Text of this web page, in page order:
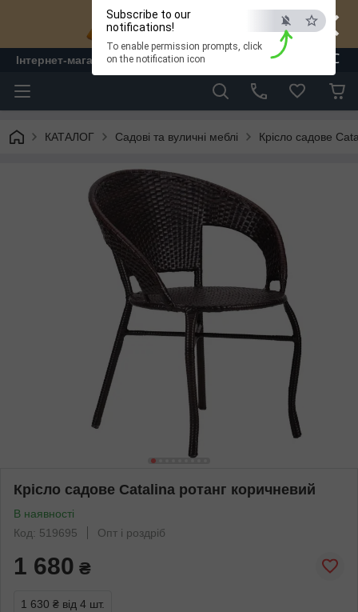
×
ESC
Subscribe to our
notifications!
To enable permission prompts, click
on the notification icon
Інтернет-магазин "ЛАМ" - меблі
КАТАЛОГ Садові та вуличні меблі Крісло садове
Крісло садове Catalina ротанг коричневий
В наявності
Код: 519695
Опт і роздріб
1 680 ₴
1 630 ₴ від 4 шт.